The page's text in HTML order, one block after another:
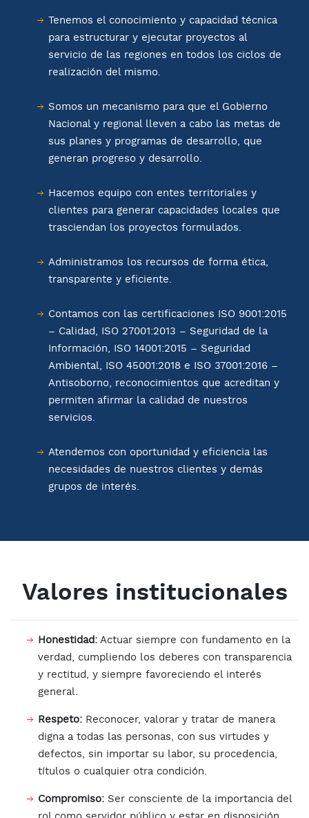
Tenemos el conocimiento y capacidad técnica
para estructurar y ejecutar proyectos al
servicio de las regiones en todos los ciclos de
realización del mismo.
Somos un mecanismo para que el Gobierno
Nacional y regional lleven a cabo las metas de
sus planes y programas de desarrollo, que
generan progreso y desarrollo.
Hacemos equipo con entes territoriales y
clientes para generar capacidades locales que
trasciendan los proyectos formulados.
Administramos los recursos de forma ética,
transparente y eficiente.
Contamos con las certificaciones ISO 9001:2015
– Calidad, ISO 27001:2013 – Seguridad de la
Información, ISO 14001:2015 – Seguridad
Ambiental, ISO 45001:2018 e ISO 37001:2016 –
Antisoborno, reconocimientos que acreditan y
permiten afirmar la calidad de nuestros
servicios.
Atendemos con oportunidad y eficiencia las
necesidades de nuestros clientes y demás
grupos de interés.
Valores institucionales
Honestidad: Actuar siempre con fundamento en la
verdad, cumpliendo los deberes con transparencia
y rectitud, y siempre favoreciendo el interés
general.
Respeto: Reconocer, valorar y tratar de manera
digna a todas las personas, con sus virtudes y
defectos, sin importar su labor, su procedencia,
títulos o cualquier otra condición.
Compromiso: Ser consciente de la importancia del